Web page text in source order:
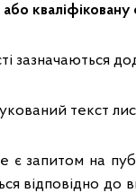
або
зазначаються
текст
є запитом на
відповідно до